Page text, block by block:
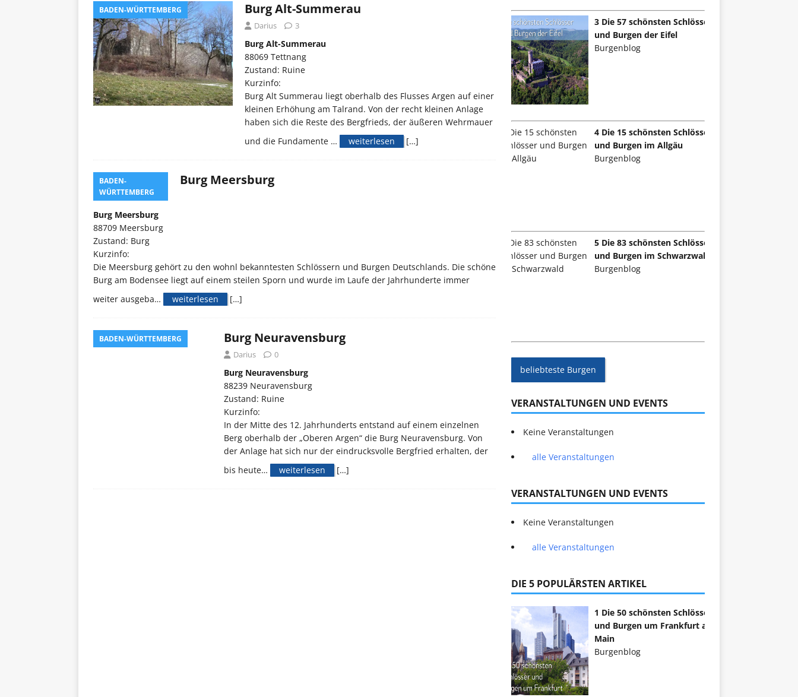
BADEN-WÜRTTEMBERG Burg Alt-Summerau
Darius 3
Burg Alt-Summerau
88069 Tettnang
Zustand: Ruine
Kurzinfo:
Burg Alt Summerau liegt oberhalb des Flusses Argen auf einer
kleinen Erhöhung am Talrand. Von der recht kleinen Anlage
haben sich die Reste des Bergfrieds, der äußeren Wehrmauer
und die Fundamente …
weiterlesen […]
BADEN-
WÜRTTEMBERG
Burg Meersburg
Darius 0
Burg Meersburg
88709 Meersburg
Zustand: Burg
Kurzinfo:
Die Meersburg gehört zu den wohnl bekanntesten Schlössern und Burgen Deutschlands. Die schöne
Burg am Bodensee liegt auf einem steilen Sporn und wurde im Laufe der Jahrhunderte immer
weiter ausgeba…
weiterlesen […]
BADEN-WÜRTTEMBERG Burg Neuravensburg
Darius 0
Burg Neuravensburg
88239 Neuravensburg
Zustand: Ruine
Kurzinfo:
In der Mitte des 12. Jahrhunderts entstand auf einem einzelnen
Berg oberhalb der „Oberen Argen“ die Burg Neuravensburg. Von
der Anlage hat sich nur der eindrucksvolle Bergfried erhalten, der
bis heute…
weiterlesen […]
3 Die 57 schönsten Schlösser
und Burgen der Eifel
Burgenblog
4 Die 15 schönsten Schlösser
und Burgen im Allgäu
Burgenblog
5 Die 83 schönsten Schlösser
und Burgen im Schwarzwald
Burgenblog
beliebteste Burgen
VERANSTALTUNGEN UND EVENTS
Keine Veranstaltungen
alle Veranstaltungen
VERANSTALTUNGEN UND EVENTS
Keine Veranstaltungen
alle Veranstaltungen
DIE 5 POPULÄRSTEN ARTIKEL
1 Die 50 schönsten Schlösser
und Burgen um Frankfurt am
Main
Burgenblog